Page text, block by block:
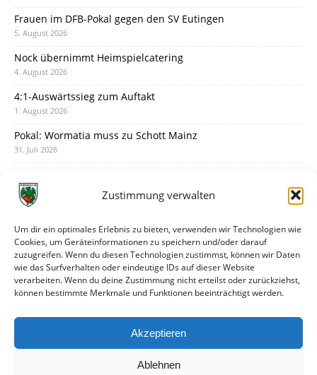
Zustimmung verwalten
Um dir ein optimales Erlebnis zu bieten, verwenden wir Technologien wie
Cookies, um Geräteinformationen zu speichern und/oder darauf
zuzugreifen. Wenn du diesen Technologien zustimmst, können wir Daten
wie das Surfverhalten oder eindeutige IDs auf dieser Website
verarbeiten. Wenn du deine Zustimmung nicht erteilst oder zurückziehst,
können bestimmte Merkmale und Funktionen beeinträchtigt werden.
Akzeptieren
Ablehnen
Frauen im DFB-Pokal gegen den SV Eutingen
5. August 2026
Nock übernimmt Heimspielcatering
4. August 2026
4:1-Auswärtssieg zum Auftakt
1. August 2026
Pokal: Wormatia muss zu Schott Mainz
31. Juli 2026
30. Juli 2026
28. Juli 2026
Neuer Rückensponsor
28. Juli 2026
Neue Podcast-Folge: So tickt Björn!
Eindrücke vom Stadionfest
27. Juli 2026